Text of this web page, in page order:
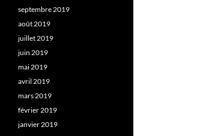
septembre 2019
août 2019
juillet 2019
juin 2019
mai 2019
avril 2019
mars 2019
février 2019
janvier 2019